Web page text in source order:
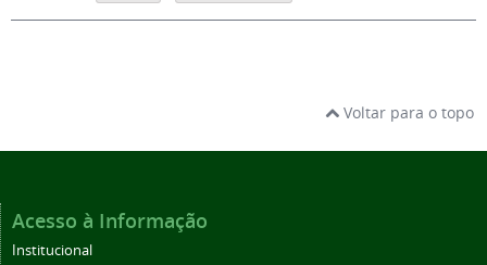
Voltar para o topo
Acesso à Informação
Institucional